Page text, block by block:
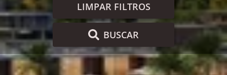
LIMPAR FILTROS
BUSCAR